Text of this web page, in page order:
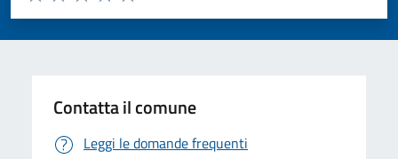
Valuta 5 stelle su 5
Valuta 4 stelle su 5
Valuta 3 stelle su 5
Valuta 2 stelle su 5
Valuta 1 stelle su 5
Contatta il comune
Leggi le domande frequenti